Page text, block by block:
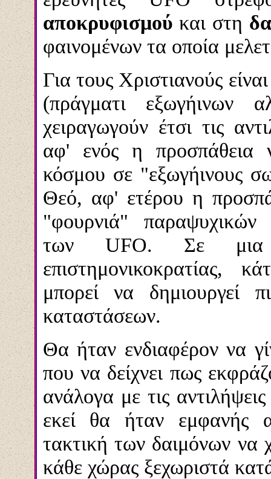
αποκρυφισμού και στη
φαινομένων τα οποία
Για τους Χριστιανούς
(πράγματι εξωγήινων
χειραγωγούν έτσι τις
αφ' ενός η προσπάθεια
κόσμου σε "εξωγήινους
Θεό, αφ' ετέρου η
"φουρνιά" παραψυχικών
των UFO. Σε μια
επιστημονικοκρατίας,
μπορεί να δημιουργεί
καταστάσεων.
Θα ήταν ενδιαφέρον να
που να δείχνει πως
ανάλογα με τις
εκεί θα ήταν εμφανής
τακτική των δαιμόνων να
κάθε χώρας ξεχωριστά κατά